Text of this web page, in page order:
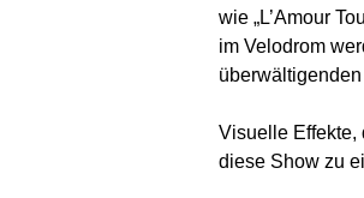
wie „L’Amour
im Velodrom
Visuelle Effekte,
diese Show zu